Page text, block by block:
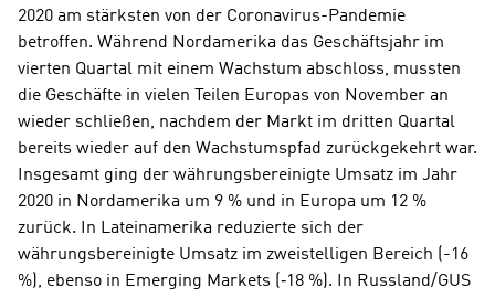
2020 am stärksten von der Coronavirus-Pandemie
betroffen. Während Nordamerika das Geschäftsjahr im
vierten Quartal mit einem Wachstum abschloss, mussten
die Geschäfte in vielen Teilen Europas von November an
wieder schließen, nachdem der Markt im dritten Quartal
bereits wieder auf den Wachstumspfad zurückgekehrt war.
Insgesamt ging der währungsbereinigte Umsatz im Jahr
2020 in Nordamerika um 9 % und in Europa um 12 %
zurück. In Lateinamerika reduzierte sich der
währungsbereinigte Umsatz im zweistelligen Bereich (-16
%), ebenso in Emerging Markets (‑18 %). In Russland/GUS